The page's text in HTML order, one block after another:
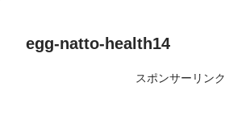
egg-natto-health14
スポンサーリンク